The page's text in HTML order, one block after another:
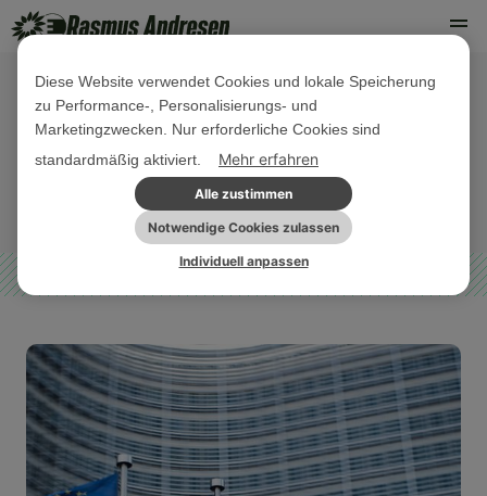
06. NOVEMBER 2024
Confirmation Hearings: Piotr Serafin
PARLAMENTARISCHE AKTIVITÄTEN PRESSEMITTEILUNG
Diese Website verwendet Cookies und lokale Speicherung
zu Performance-, Personalisierungs- und
Marketingzwecken. Nur erforderliche Cookies sind
standardmäßig aktiviert.
Mehr erfahren
Alle zustimmen
Notwendige Cookies zulassen
Individuell anpassen